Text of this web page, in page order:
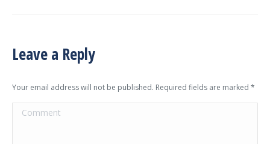
Leave a Reply
Your email address will not be published. Required fields are marked *
Comment